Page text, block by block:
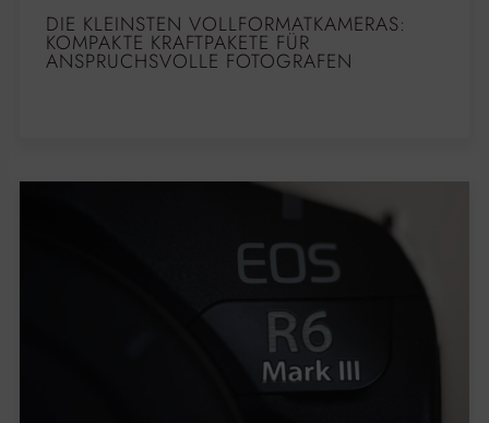
DIE KLEINSTEN VOLLFORMATKAMERAS:
KOMPAKTE KRAFTPAKETE FÜR
ANSPRUCHSVOLLE FOTOGRAFEN